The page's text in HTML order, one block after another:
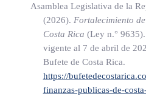
de la República tendrá, entre
señalan en este capítulo.
ARTÍCULO 17
Asamblea Legislativa de la
(2026). Fortalecimiento
Costa Rica (Ley n.° 9635)
vigente al 7 de abril de
Bufete de Costa Rica.
https://
finanzas-publicas-de-